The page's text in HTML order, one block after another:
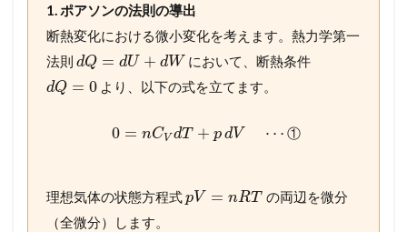
1. ポアソンの法則の導出
断熱変化における微小変化を考えます。熱力学第一
法則 dQ = dU + dWにおいて、断熱条件
dQ = 0 より、以下の式を立てます。
0 = nCV dT + pdV ⋯ ①
理想気体の状態方程式pV = nRT の両辺を微分
（全微分）します。